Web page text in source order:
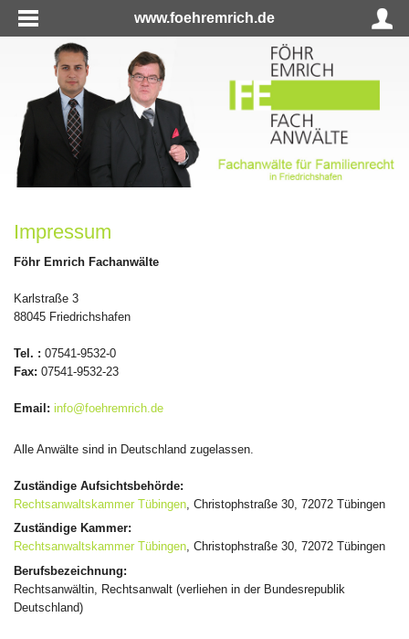
www.foehremrich.de
Impressum
Föhr Emrich Fachanwälte
Karlstraße 3
88045 Friedrichshafen
Tel. : 07541-9532-0
Fax: 07541-9532-23
Email: info@foehremrich.de
Alle Anwälte sind in Deutschland zugelassen.
Zuständige Aufsichtsbehörde:
Rechtsanwaltskammer Tübingen , Christophstraße 30, 72072 Tübingen
Zuständige Kammer:
Rechtsanwaltskammer Tübingen, Christophstraße 30, 72072 Tübingen
Berufsbezeichnung:
Rechtsanwältin, Rechtsanwalt (verliehen in der Bundesrepublik
Deutschland)